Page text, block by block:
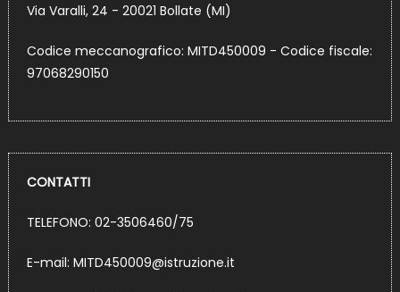
Via Varalli, 24 - 20021 Bollate (MI)
Codice meccanografico: MITD450009 - Codice fiscale:
97068290150
CONTATTI
TELEFONO: 02-3506460/75
E-mail: MITD450009@istruzione.it